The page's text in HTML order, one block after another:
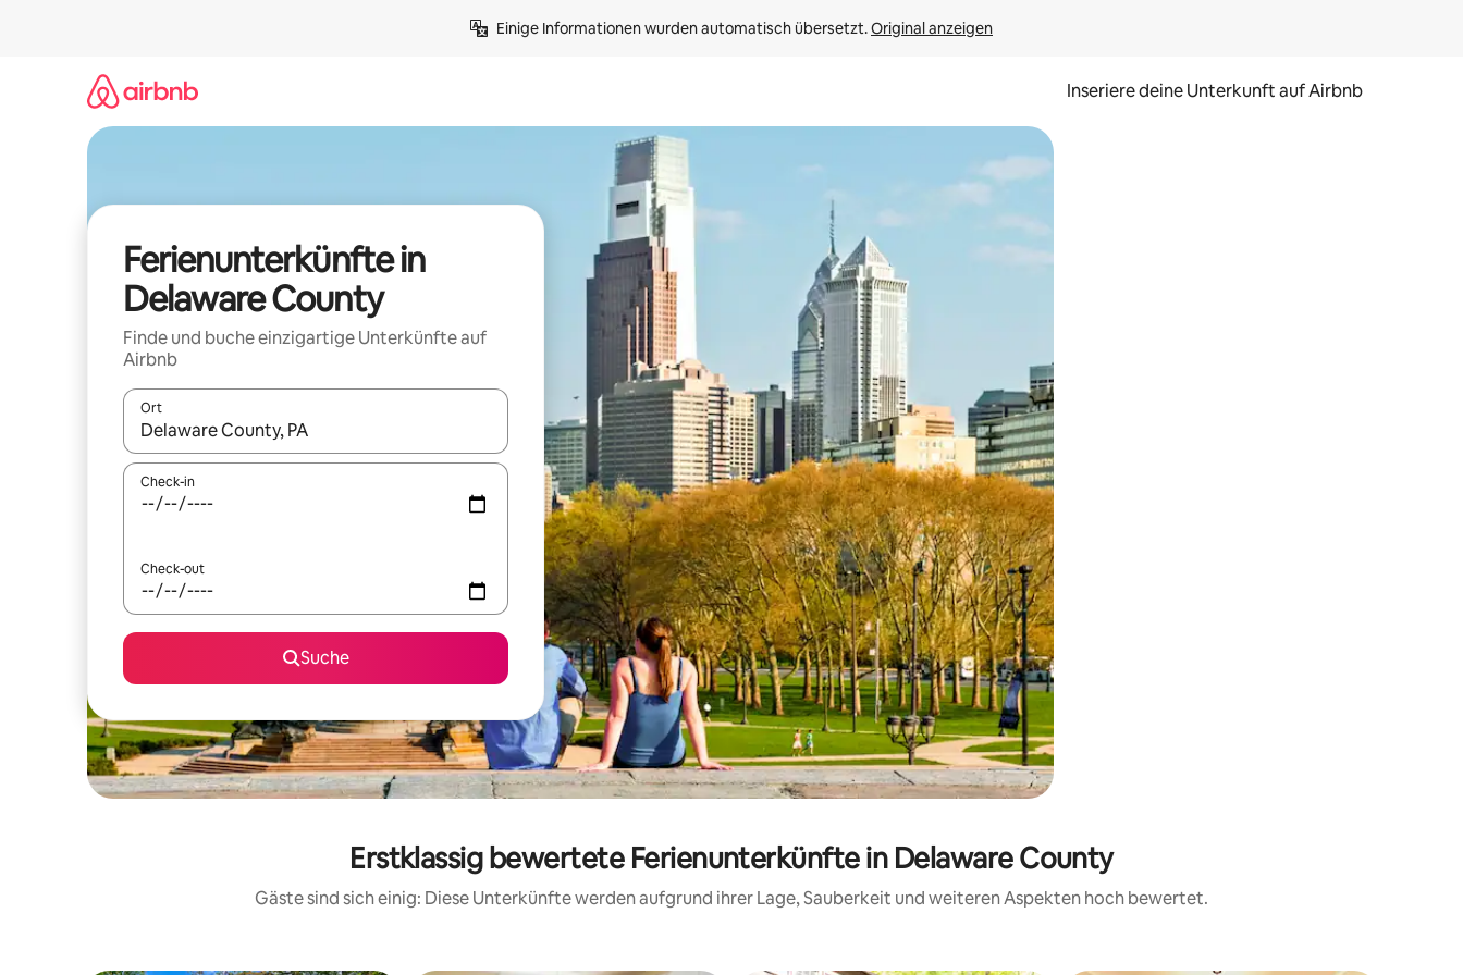
Einige Informationen wurden automatisch übersetzt. Original anzeigen
Inseriere deine Unterkunft auf Airbnb
Ferienunterkünfte in
Delaware County
Finde und buche einzigartige Unterkünfte auf
Airbnb
Ort
Wenn Ergebnisse verfügbar sind, navigiere mit den Pfeiltasten nach oben und unten oder erkunde die Ergebnisse durch Berühren oder Wischgesten.
Check-in
Check-out
Suche
Erstklassig bewertete Ferienunterkünfte in Delaware County
Gäste sind sich einig: Diese Unterkünfte werden aufgrund ihrer Lage, Sauberkeit und weiteren Aspekten hoch bewertet.